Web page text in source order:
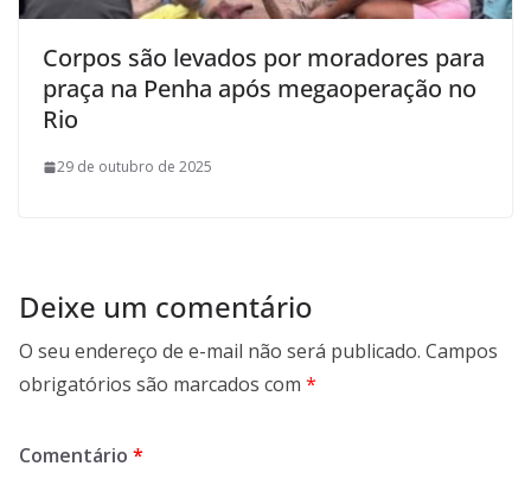
Corpos são levados por moradores para
praça na Penha após megaoperação no
Rio
29 de outubro de 2025
Deixe um comentário
O seu endereço de e-mail não será publicado. Campos
obrigatórios são marcados com *
Comentário *